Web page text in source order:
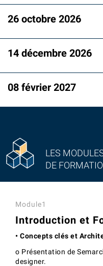
LES
DE
Module1
Introduction et
• Concepts clés et
o Présentation de
designer.
26 octobre 2026
14 décembre 2026
08 février 2027